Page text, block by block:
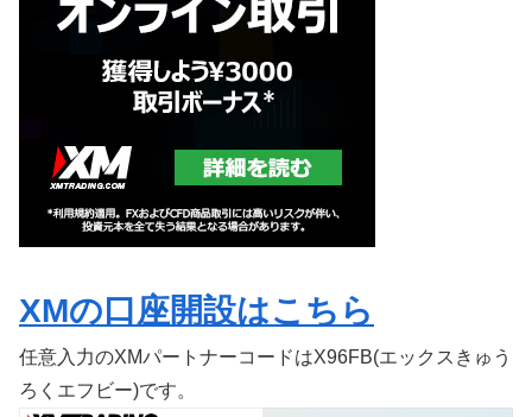
XMの口座開設はこちら
任意入力のXMパートナーコードはX96FB(エックスきゅう
ろくエフビー)です。